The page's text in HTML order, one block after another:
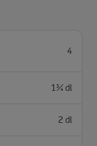
4
1¾ dl
2 dl